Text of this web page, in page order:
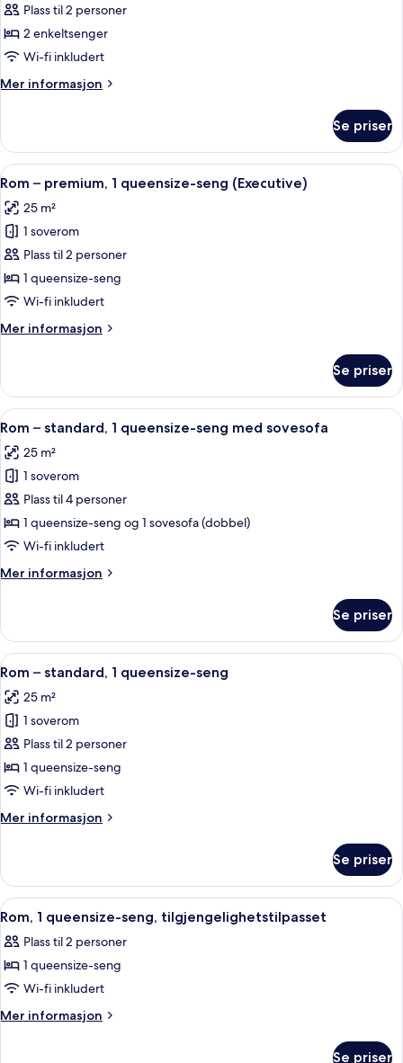
Rom
–
standard,
enkeltsenger
Plass til 2 personer
2 enkeltsenger
Wi-fi inkludert
Mer informasjon
Mer
–
standard,
2
enkeltsenger
Se priser
Åpne
alle
bildene
av
Rom
–
premium,
queensize-
Rom – premium, 1 queensize-seng
7
Rom – premium, 1 queensize-seng (Executive)
25 m²
1 soverom
Plass til 2 personer
1 queensize-seng
Wi-fi inkludert
Mer informasjon
Mer
–
premium,
1
seng
(Executive)
Se priser
Åpne
alle
bildene
av
Rom
–
standard,
queensize-
sovesofa
Minibar, safe på rommet,
6
Rom – standard, 1 queensize-seng med sovesofa
25 m²
1 soverom
Plass til 4 personer
1 queensize-seng og 1 sovesofa (dobbel)
Wi-fi inkludert
Mer informasjon
Mer
–
standard,
1
seng
med
Se priser
Åpne
alle
bildene
av
Rom
–
standard,
queensize-
Minibar, safe på rommet,
6
Rom – standard, 1 queensize-seng
25 m²
1 soverom
Plass til 2 personer
1 queensize-seng
Wi-fi inkludert
Mer informasjon
Mer
–
standard,
1
queensize-
seng
Se priser
Åpne
alle
bildene
av
Rom,
1
Minibar, safe på rommet,
6
Rom, 1 queensize-seng, tilgjengelighetstilpasset
Plass til 2 personer
1 queensize-seng
Wi-fi inkludert
Mer informasjon
Mer
Se priser